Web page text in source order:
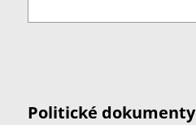
Politické dokumenty